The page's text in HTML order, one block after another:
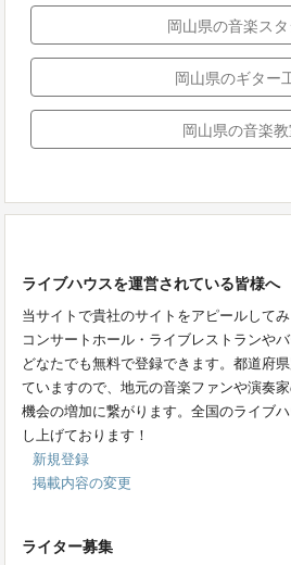
岡山県の音楽ス
岡山県のギター
岡山県の音楽
ライブハウスを運営されている皆様へ
当サイトで貴社のサイトをアピールして
コンサートホール・ライブレストランや
どなたでも無料で登録できます。都道府
ていますので、地元の音楽ファンや演奏
機会の増加に繋がります。全国のライブ
し上げております！
新規登録
掲載内容の変更
ライター募集